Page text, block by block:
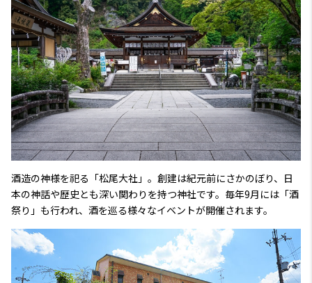
酒造の神様を祀る「松尾大社」。創建は紀元前にさかのぼり、日
本の神話や歴史とも深い関わりを持つ神社です。毎年9月には「酒
祭り」も行われ、酒を巡る様々なイベントが開催されます。